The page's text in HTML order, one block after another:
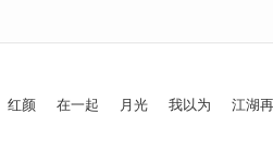
红颜 在一起 月光 我以为 江湖